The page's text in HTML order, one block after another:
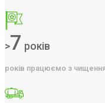
>7 років
років працюємо з чищення